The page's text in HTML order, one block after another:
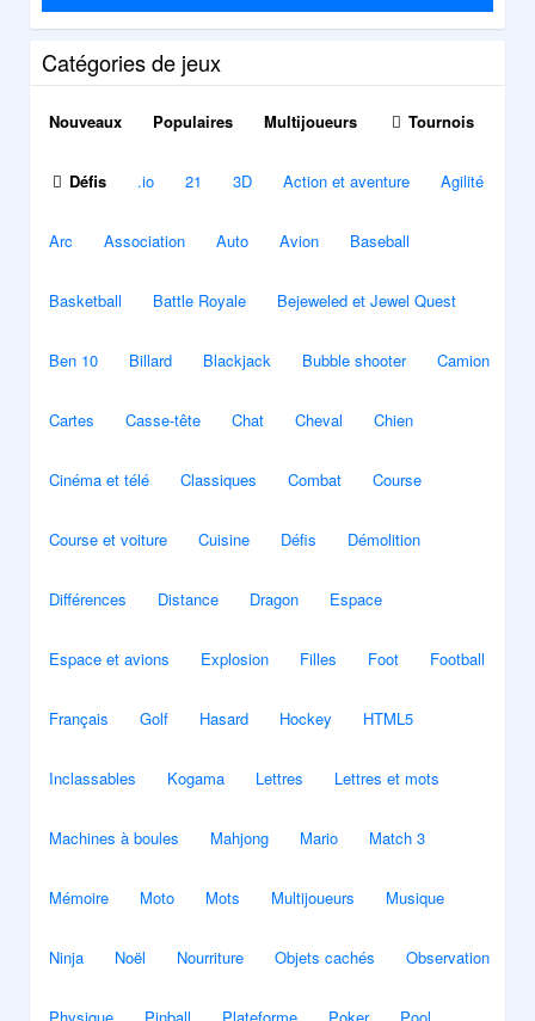
Catégories de jeux
Nouveaux Populaires Multijoueurs Tournois
Défis .io 21 3D Action et aventure Agilité
Arc Association Auto Avion Baseball
Basketball Battle Royale Bejeweled et Jewel Quest
Ben 10 Billard Blackjack Bubble shooter Camion
Cartes Casse-tête Chat Cheval Chien
Cinéma et télé Classiques Combat Course
Course et voiture Cuisine Défis Démolition
Différences Distance Dragon Espace
Espace et avions Explosion Filles Foot Football
Français Golf Hasard Hockey HTML5
Inclassables Kogama Lettres Lettres et mots
Machines à boules Mahjong Mario Match 3
Mémoire Moto Mots Multijoueurs Musique
Ninja Noël Nourriture Objets cachés Observation